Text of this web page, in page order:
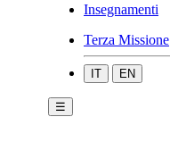
Insegnamenti
Terza Missione
IT EN
☰